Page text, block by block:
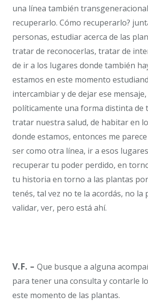
una línea también
recuperarlo. Cómo recuperarlo?
personas, estudiar acerca de las
tratar de reconocerlas, tratar de
de ir a los lugares donde también
estamos en este momento
intercambiar y de dejar ese
políticamente una forma distinta de
tratar nuestra salud, de habitar en
donde estamos, entonces me
ser como otra línea, ir a esos
recuperar tu poder perdido, en
tu historia en torno a las plantas
tenés, tal vez no te la acordás, no la
validar, ver, pero está ahí.
V.F. – Que busque a alguna
para tener una consulta y contarle
este momento de las plantas.